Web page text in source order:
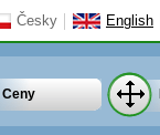
Česky English
Ceny